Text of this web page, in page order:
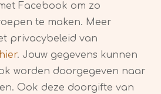
Facebook om zo
te maken. Meer
privacybeleid van
hier. Jouw gegevens kunnen
worden doorgegeven naar
Ook deze doorgifte van